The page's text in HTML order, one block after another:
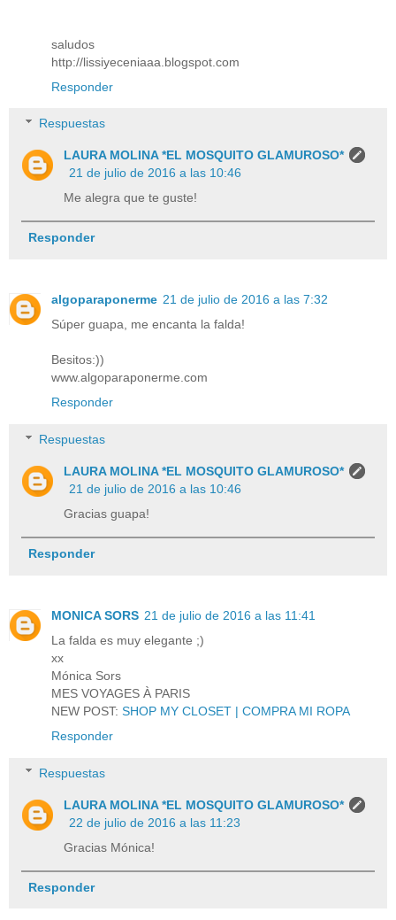
saludos
http://lissiyeceniaaa.blogspot.com
Responder
Respuestas
LAURA MOLINA *EL MOSQUITO GLAMUROSO*
21 de julio de 2016 a las 10:46
Me alegra que te guste!
Responder
algoparaponerme 21 de julio de 2016 a las 7:32
Súper guapa, me encanta la falda!
Besitos:))
www.algoparaponerme.com
Responder
Respuestas
LAURA MOLINA *EL MOSQUITO GLAMUROSO*
21 de julio de 2016 a las 10:46
Gracias guapa!
Responder
MONICA SORS 21 de julio de 2016 a las 11:41
La falda es muy elegante ;)
xx
Mónica Sors
MES VOYAGES À PARIS
NEW POST: SHOP MY CLOSET | COMPRA MI ROPA
Responder
Respuestas
LAURA MOLINA *EL MOSQUITO GLAMUROSO*
22 de julio de 2016 a las 11:23
Gracias Mónica!
Responder